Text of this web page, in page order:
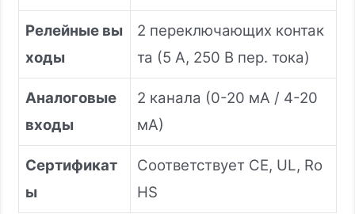
Релейные вы
ходы
2 переключающих контак
та (5 А, 250 В пер. тока)
Аналоговые
входы
2 канала (0-20 мА / 4-20
мА)
Сертификат
ы
Соответствует CE, UL, Ro
HS